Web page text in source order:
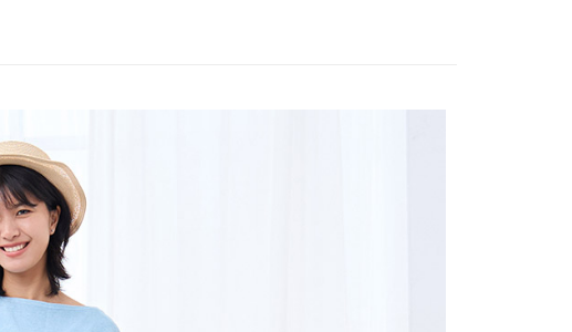
／ATM／網路銀行／等多元方式進行付款，方視為交易完成。
※ 請注意：結帳手續完成當下不需立刻繳費，但若您需要取消訂單，請聯
絡購買商品的店家。未經商家同意取消之訂單仍視為有效，需透過AFTEE
先享後付繳納相關費用。
※ 交易是否成功請以「AFTEE先享後付 」之結帳頁面顯示為準，若有關於
是否繳費成功／繳費後需取消欲退款等相關疑問，請聯繫「AFTEE先享後
付客戶支援中心」
【注意事項】
每筆NT$60，滿NT$1,800(含以上)免運費
7-11取貨付款
每筆NT$60，滿NT$2,000(含以上)免運費
付款後7-11取貨
每筆NT$60，滿NT$2,000(含以上)免運費